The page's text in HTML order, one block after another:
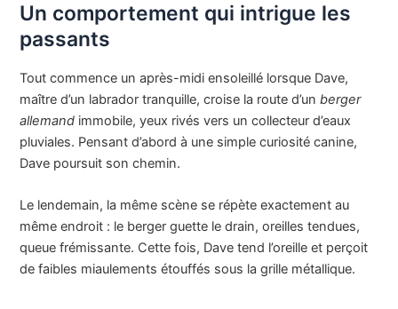
Un comportement qui intrigue les
passants
Tout commence un après-midi ensoleillé lorsque Dave,
maître d’un labrador tranquille, croise la route d’unberger
allemand immobile, yeux rivés vers un collecteur d’eaux
pluviales. Pensant d’abord à une simple curiosité canine,
Dave poursuit son chemin.
Le lendemain, la même scène se répète exactement au
même endroit : le berger guette le drain, oreilles tendues,
queue frémissante. Cette fois, Dave tend l’oreille et perçoit
de faibles miaulements étouffés sous la grille métallique.